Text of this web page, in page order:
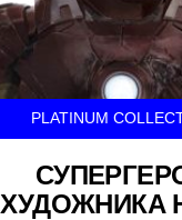
PLATINUM
ХУДОЖНИКА